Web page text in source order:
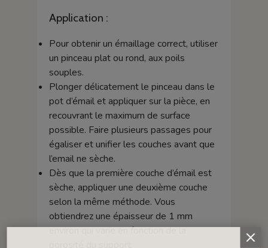
Application :
Pour obtenir un émaillage correct, utiliser
un pinceau plat ou rond, aux poils
souples.
Plonger délicatement le pinceau dans le
pot d’émail et appliquer sur la pièce, en
recouvrant le maximum de surface
possible. Faire plusieurs passages pour
égaliser et unifier les couches avant que
l’email ne sèche.
Dès que la première couche d’émail est
sèche, appliquer une deuxième couche
selon la même méthode. Vous
obtiendrez une épaisseur de 1 mm
environ qui varie en fonction de la